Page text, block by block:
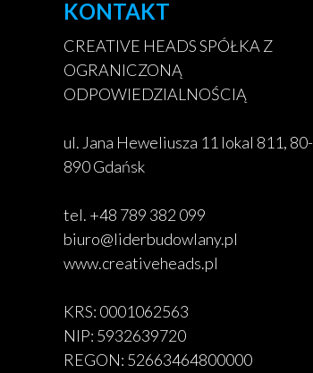
KONTAKT
CREATIVE HEADS SPÓŁKA Z
OGRANICZONĄ
ODPOWIEDZIALNOŚCIĄ
ul. Jana Heweliusza 11 lokal 811, 80-
890 Gdańsk
tel. +48 789 382 099
biuro@liderbudowlany.pl
www.creativeheads.pl
KRS: 0001062563
NIP: 5932639720
REGON: 52663464800000